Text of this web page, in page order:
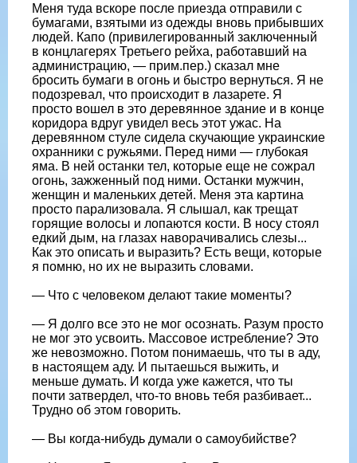
Меня туда вскоре после приезда отправили с
бумагами, взятыми из одежды вновь прибывших
людей. Капо (привилегированный заключенный
в концлагерях Третьего рейха, работавший на
администрацию, — прим.пер.) сказал мне
бросить бумаги в огонь и быстро вернуться. Я не
подозревал, что происходит в лазарете. Я
просто вошел в это деревянное здание и в конце
коридора вдруг увидел весь этот ужас. На
деревянном стуле сидела скучающие украинские
охранники с ружьями. Перед ними — глубокая
яма. В ней останки тел, которые еще не сожрал
огонь, зажженный под ними. Останки мужчин,
женщин и маленьких детей. Меня эта картина
просто парализовала. Я слышал, как трещат
горящие волосы и лопаются кости. В носу стоял
едкий дым, на глазах наворачивались слезы...
Как это описать и выразить? Есть вещи, которые
я помню, но их не выразить словами.
— Что с человеком делают такие моменты?
— Я долго все это не мог осознать. Разум просто
не мог это усвоить. Массовое истребление? Это
же невозможно. Потом понимаешь, что ты в аду,
в настоящем аду. И пытаешься выжить, и
меньше думать. И когда уже кажется, что ты
почти затвердел, что-то вновь тебя разбивает...
Трудно об этом говорить.
— Вы когда-нибудь думали о самоубийстве?